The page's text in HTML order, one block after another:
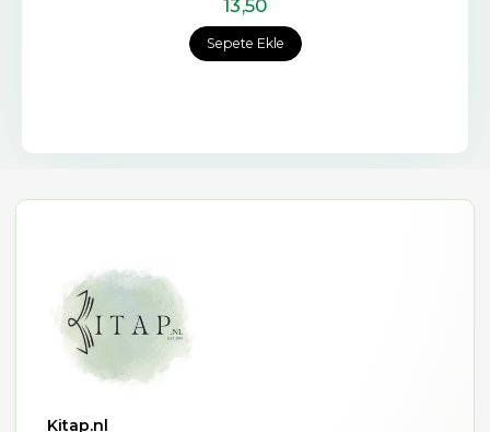
Sepete Ekle
13,50
Kitap.nl